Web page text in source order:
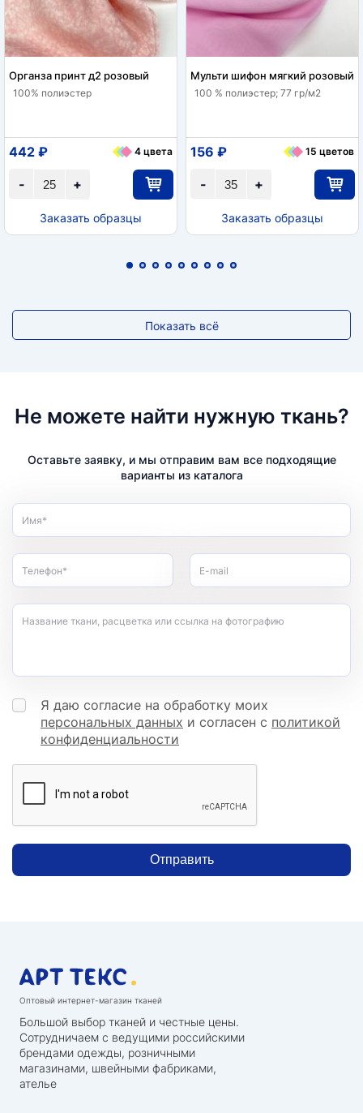
Органза принт д2 розовый
100% полиэстер
+
-
442 ₽ 4 цвета
Заказать образцы
Мульти шифон мягкий розовый
100 % полиэстер; 77 гр/м2
+
-
156 ₽ 15 цветов
Заказать образцы
Показать всё
Не можете найти нужную ткань?
Оставьте заявку, и мы отправим вам все подходящие
варианты из каталога
Имя*
Телефон* E-mail
Название ткани, расцветка или ссылка на фотографию
Я даю согласие на обработку моих
персональных данных и согласен с политикой
конфиденциальности
Отправить
Оптовый интернет-магазин тканей
Большой выбор тканей и честные цены.
Сотрудничаем с ведущими российскими
брендами одежды, розничными
магазинами, швейными фабриками,
ателье